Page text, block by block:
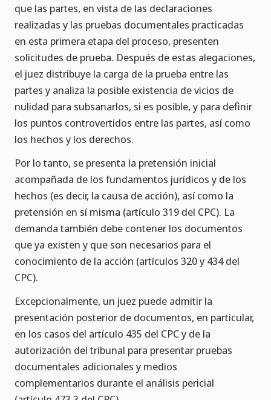
que las partes, en vista de las declaraciones
realizadas y las pruebas documentales practicadas
en esta primera etapa del proceso, presenten
solicitudes de prueba. Después de estas alegaciones,
el juez distribuye la carga de la prueba entre las
partes y analiza la posible existencia de vicios de
nulidad para subsanarlos, si es posible, y para definir
los puntos controvertidos entre las partes, así como
los hechos y los derechos.
Por lo tanto, se presenta la pretensión inicial
acompañada de los fundamentos jurídicos y de los
hechos (es decir, la causa de acción), así como la
pretensión en sí misma (artículo 319 del CPC). La
demanda también debe contener los documentos
que ya existen y que son necesarios para el
conocimiento de la acción (artículos 320 y 434 del
CPC).
Excepcionalmente, un juez puede admitir la
presentación posterior de documentos, en particular,
en los casos del artículo 435 del CPC y de la
autorización del tribunal para presentar pruebas
documentales adicionales y medios
complementarios durante el análisis pericial